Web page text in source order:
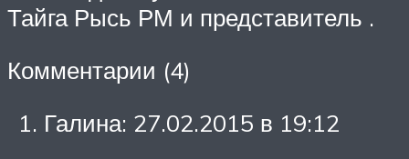
Тайга Рысь РМ и представитель .
Комментарии (4)
Галина: 27.02.2015 в 19:12